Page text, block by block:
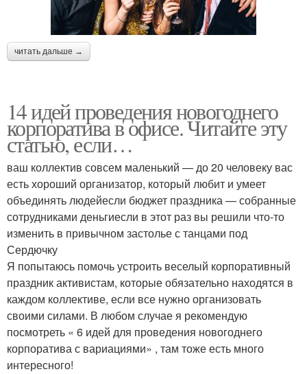
читать дальше →
14 идей проведения новогоднего
корпоратива в офисе. Читайте эту
статью, если…
ваш коллектив совсем маленький — до 20 человеку вас
есть хороший организатор, который любит и умеет
объединять людейесли бюджет праздника — собранные
сотрудниками деньгиесли в этот раз вы решили что-то
изменить в привычном застолье с танцами под
Сердючку
Я попытаюсь помочь устроить веселый корпоративный
праздник активистам, которые обязательно находятся в
каждом коллективе, если все нужно организовать
своими силами. В любом случае я рекомендую
посмотреть « 6 идей для проведения новогоднего
корпоратива с вариациями» , там тоже есть много
интересного!